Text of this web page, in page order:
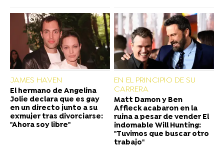
JAMES HAVEN
El hermano de Angelina
Jolie declara que es gay
en un directo junto a su
exmujer tras divorciarse:
"Ahora soy libre"
EN EL PRINCIPIO DE SU
CARRERA
Matt Damon y Ben
Affleck acabaron en la
ruina a pesar de vender El
indomable Will Hunting:
"Tuvimos que buscar otro
trabajo"